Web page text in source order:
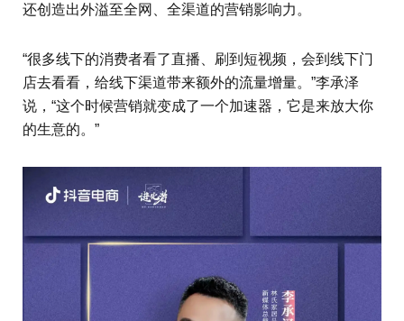
还创造出外溢至全网、全渠道的营销影响力。
“很多线下的消费者看了直播、刷到短视频，会到线下门
店去看看，给线下渠道带来额外的流量增量。”李承泽
说，“这个时候营销就变成了一个加速器，它是来放大你
的生意的。”